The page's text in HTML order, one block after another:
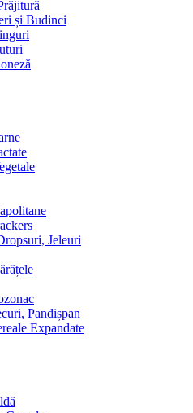
și Budinci
Jeleuri
Pandișpan
Expandate